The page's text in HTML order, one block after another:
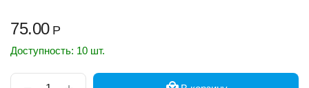
75.00 Р
Доступность: 10 шт.